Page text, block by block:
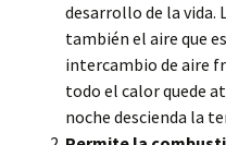
desarrollo de la vida.
también el aire que
intercambio de aire
todo el calor quede
noche descienda la